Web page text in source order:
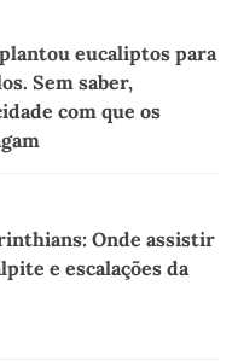
eucaliptos para
Sem saber,
com que os
Onde assistir
e escalações da